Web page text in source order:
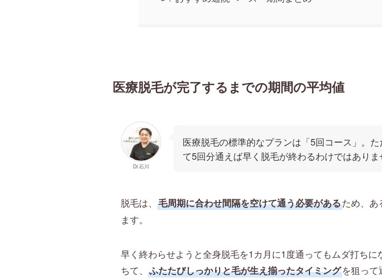
医療脱毛が完了するまでの期間の平均値
Dr.石川
医療脱毛の標準的なプランは「5回コース」。
て5回分通えば早く脱毛が終わるわけではありま
脱毛は、 毛周期に合わせ間隔を空けて通う必要があるため、あ
ます。
早く終わらせようと全身脱毛を1カ月に1度通ってもムダ打ち
ちて、 ふたたびしっかりと毛が生え揃ったタイミングを狙って